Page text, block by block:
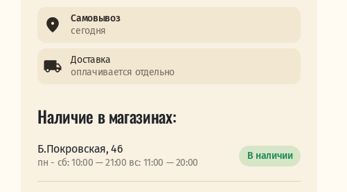
Самовывоз
сегодня
Доставка
оплачивается отдельно
Наличие в магазинах:
Б.Покровская, 46
пн - сб: 10:00 — 21:00 вс: 11:00 — 20:00
В наличии